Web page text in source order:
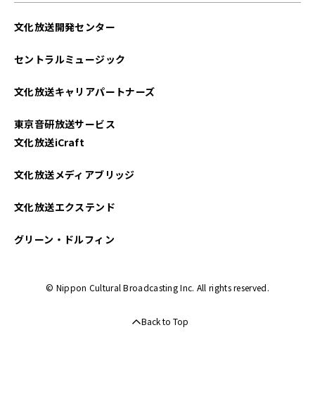
文化放送開発センター
セントラルミュージック
文化放送キャリアパートナーズ
東京音研放送サービス
文化放送iCraft
文化放送メディアブリッジ
文化放送エクステンド
グリーン・ドルフィン
© Nippon Cultural Broadcasting Inc. All rights reserved.
Back to Top